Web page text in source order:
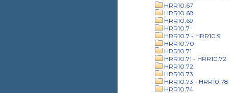
HRR10.67
HRR10.68
HRR10.69
HRR10.7
HRR10.7 - HRR10.9
HRR10.70
HRR10.71
HRR10.71 - HRR10.72
HRR10.72
HRR10.73
HRR10.73 - HRR10.78
HRR10.74